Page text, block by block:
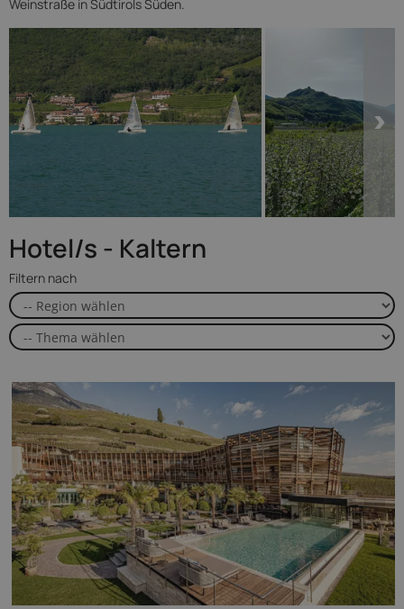
Weinstraße in Südtirols Süden.
Hotel/s - Kaltern
Filtern nach